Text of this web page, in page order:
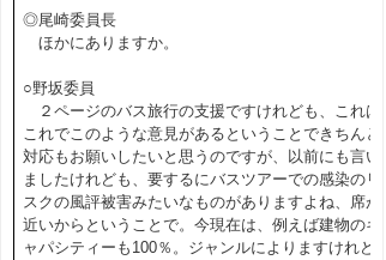
◎尾崎委員長
ほかにありますか。
○野坂委員
２ページのバス旅行の支援ですけれども、これは
これでこのような意見があるということできちんと
対応もお願いしたいと思うのですが、以前にも言い
ましたけれども、要するにバスツアーでの感染のリ
スクの風評被害みたいなものがありますよね、席が
近いからということで。今現在は、例えば建物のキ
ャパシティーも100％。ジャンルによりますけれど